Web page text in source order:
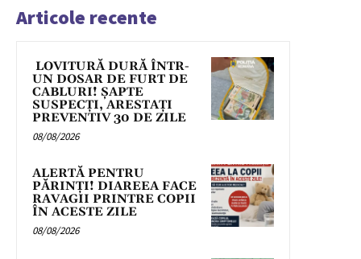
Articole recente
LOVITURĂ DURĂ ÎNTR-
UN DOSAR DE FURT DE
CABLURI! ȘAPTE
SUSPECȚI, ARESTAȚI
PREVENTIV 30 DE ZILE
08/08/2026
ALERTĂ PENTRU
PĂRINȚI! DIAREEA FACE
RAVAGII PRINTRE COPII
ÎN ACESTE ZILE
08/08/2026